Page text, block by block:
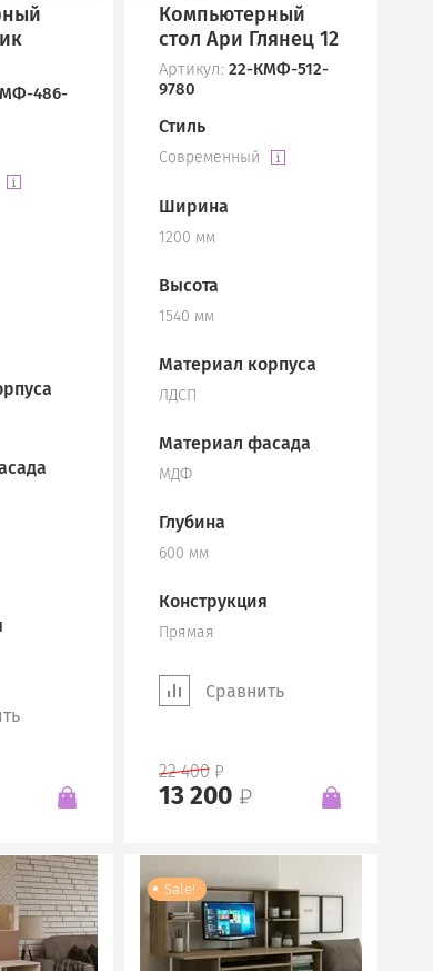
486-
Компьютерный
стол Ари Глянец 12
Артикул: 22-КМФ-512-
9780
Стиль
Современный
Ширина
1200 мм
Высота
1540 мм
Материал корпуса
ЛДСП
Материал фасада
МДФ
Глубина
600 мм
Конструкция
Прямая
Сравнить
22 400
13 200
Sale!